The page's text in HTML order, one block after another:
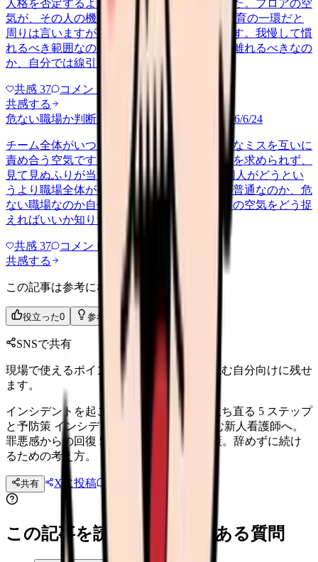
人格を否定するようなものに変わってきました。フロアの空
気が、その人の機嫌一つで張り詰めます。 教育の一環だと
周りは言いますが、出勤のたびに動悸がします。我慢して慣
れるべき範囲なのか、危ない職場として早く離れるべきなの
か、自分では線引きができませ…
共感 37 コメント
共感する
危ない職場か判断してほしい ningen-kankei 2026/6/24
チーム全体がいつもピリピリしていて、小さなミスを互いに
責め合う空気です。誰かが困っていても助けを求められず、
見て見ぬふりが当たり前になっています。 個人がどうとい
うより職場全体がその雰囲気なので、これが普通なのか、危
ない職場なのか自分では判断できません。この空気をどう捉
えればいいか知りたいです。
共感 37 コメント
共感する
この記事は参考になりましたか？
役立った0 参考になった
SNSで共有
現場で使えるポイントを、同僚やあとで読む自分向けに残せ
ます。
インシデントを起こした新人看護師へ｜立ち直る 5 ステップ
と予防策 インシデントを起こして落ち込む新人看護師へ。
罪悪感からの回復 5 ステップ + 再発防止策。辞めずに続け
るための考え方。
共有 Xに投稿
この記事を読む前後によくある質問